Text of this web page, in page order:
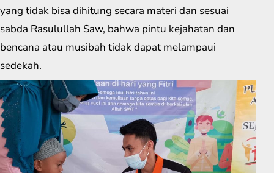
yang tidak bisa dihitung secara materi dan sesuai
sabda Rasulullah Saw, bahwa pintu kejahatan dan
bencana atau musibah tidak dapat melampaui
sedekah.